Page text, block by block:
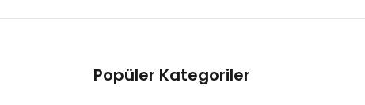
Popüler Kategoriler